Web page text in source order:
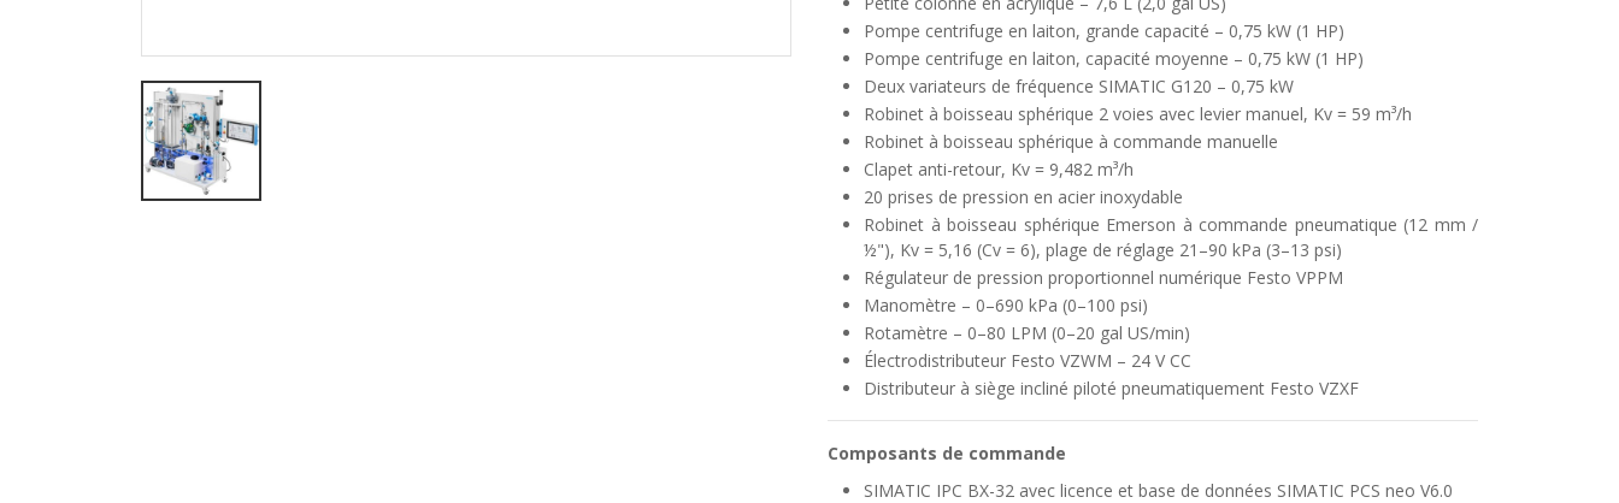
Pompe centrifuge en laiton, grande capacité – 0,75 kW (1 HP)
Pompe centrifuge en laiton, capacité moyenne – 0,75 kW (1 HP)
Deux variateurs de fréquence SIMATIC G120 – 0,75 kW
Robinet à boisseau sphérique 2 voies avec levier manuel, Kv = 59 m³/h
Robinet à boisseau sphérique à commande manuelle
Clapet anti-retour, Kv = 9,482 m³/h
20 prises de pression en acier inoxydable
Robinet à boisseau sphérique Emerson à commande pneumatique (12 mm /
½"), Kv = 5,16 (Cv = 6), plage de réglage 21–90 kPa (3–13 psi)
Régulateur de pression proportionnel numérique Festo VPPM
Manomètre – 0–690 kPa (0–100 psi)
Rotamètre – 0–80 LPM (0–20 gal US/min)
Électrodistributeur Festo VZWM – 24 V CC
Distributeur à siège incliné piloté pneumatiquement Festo VZXF
Composants de commande
SIMATIC IPC BX-32 avec licence et base de données SIMATIC PCS neo V6.0